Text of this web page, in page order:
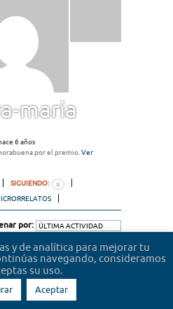
maria
6 años
por el premio. Ver
SIGUIENDO: 0
por:
encontrado usuarios.
y de analítica para mejorar tu
navegando, consideramos
su uso.
Aceptar